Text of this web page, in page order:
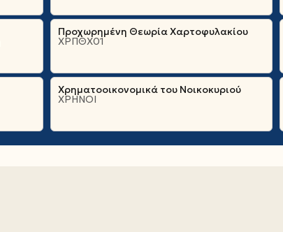
Προχωρημένη Θεωρία Χαρτοφυλακίου
ΧΡΠΘΧ01
Χρηματοοικονομικά του Νοικοκυριού
ΧΡΗΝΟΙ